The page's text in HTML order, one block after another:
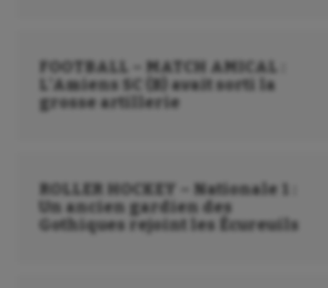
FOOTBALL – MATCH AMICAL :
L’Amiens SC (B) avait sorti la
grosse artillerie
ROLLER HOCKEY – Nationale 1 :
Un ancien gardien des
Gothiques rejoint les Écureuils